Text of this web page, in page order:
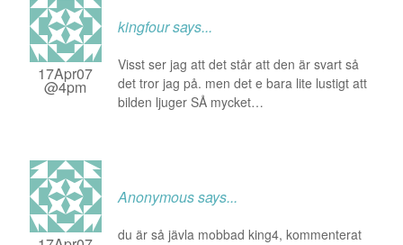
17Apr07
@4pm
kingfoursays...
Visst ser jag att det står att den är svart så
det tror jag på. men det e bara lite lustigt att
bilden ljuger SÅ mycket…
Anonymoussays...
du är så jävla mobbad king4, kommenterat